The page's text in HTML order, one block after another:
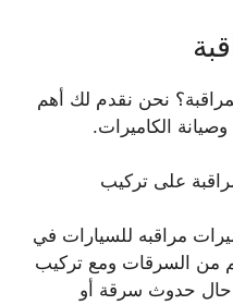
نحن نقدم لك أهم
الكاميرات.
على تركيب
مراقبه للسيارات في
من السرقات ومع تركيب
حال حدوث سرقة أو